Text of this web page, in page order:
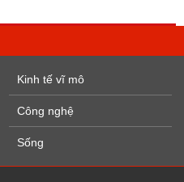
Kinh tế vĩ mô
Công nghệ
Sống